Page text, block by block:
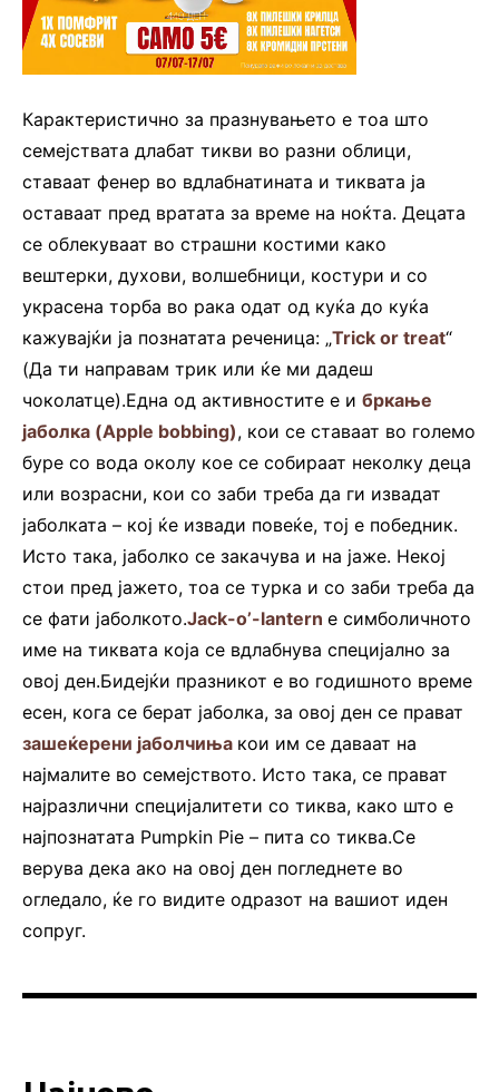
Карактеристично за празнувањето е тоа што
семејствата длабат тикви во разни облици,
ставаат фенер во вдлабнатината и тиквата ја
оставаат пред вратата за време на ноќта. Децата
се облекуваат во страшни костими како
вештерки, духови, волшебници, костури и со
украсена торба во рака одат од куќа до куќа
кажувајќи ја познатата реченица: „Trick or treat“
(Да ти направам трик или ќе ми дадеш
чоколатце).Една од активностите е и бркање
јаболка (Apple bobbing), кои се ставаат во големо
буре со вода околу кое се собираат неколку деца
или возрасни, кои со заби треба да ги извадат
јаболката – кој ќе извади повеќе, тој е победник.
Исто така, јаболко се закачува и на јаже. Некој
стои пред јажето, тоа се турка и со заби треба да
се фати јаболкото.Jack-o’-lantern е симболичното
име на тиквата која се вдлабнува специјално за
овој ден.Бидејќи празникот е во годишното време
есен, кога се берат јаболка, за овој ден се прават
зашеќерени јаболчиња кои им се даваат на
најмалите во семејството. Исто така, се прават
најразлични специјалитети со тиква, како што е
најпознатата Pumpkin Pie – пита со тиква.Се
верува дека ако на овој ден погледнете во
огледало, ќе го видите одразот на вашиот иден
сопруг.